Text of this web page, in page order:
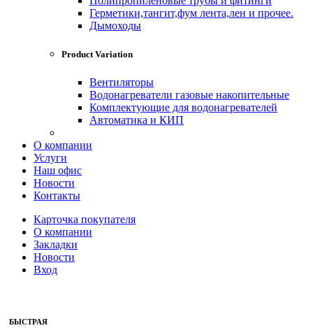
Герметики,тангит,фум лента,лен и прочее.
Дымоходы
Product Variation
Вентиляторы
Водонагреватели газовые накопительные
Комплектующие для водонагревателей
Автоматика и КИП
О компании
Услуги
Наш офис
Новости
Контакты
Карточка покупателя
О компании
Закладки
Новости
Вход
БЫСТРАЯ